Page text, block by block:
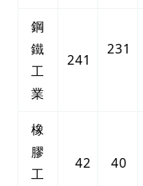
鋼
鐵
工
業
241
231
橡
膠
工
42 40